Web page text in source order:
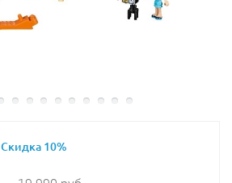
Скидка 10%